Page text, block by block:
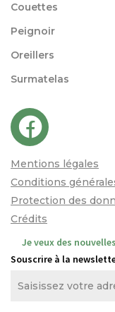
Couettes
Peignoir
Oreillers
Surmatelas
Mentions légales
Conditions
Protection des
Crédits
Je veux des
Souscrire à la